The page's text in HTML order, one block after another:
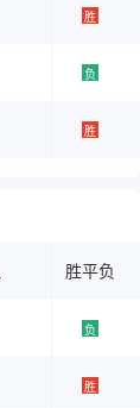
胜
负
胜
胜平负
负
胜